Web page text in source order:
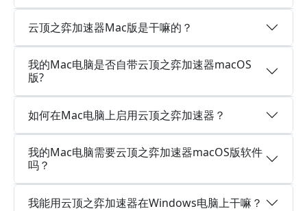
云顶之弈加速器Mac版是干嘛的？
我的Mac电脑是否自带云顶之弈加速器macOS
版?
如何在Mac电脑上启用云顶之弈加速器？
我的Mac电脑需要云顶之弈加速器macOS版软件
吗？
我能用云顶之弈加速器在Windows电脑上干嘛？